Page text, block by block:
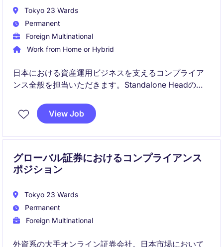
Tokyo 23 Wards
Permanent
Foreign Multinational
Work from Home or Hybrid
日本における資産運用ビジネスを支えるコンプライア
ンス全般を担当いただきます。Standalone Headの立
なポジションです。
View Job
グローバル証券におけるコンプライアンス
ポジション
Tokyo 23 Wards
Permanent
Foreign Multinational
外資系の大手オンライン証券会社。日本市場において